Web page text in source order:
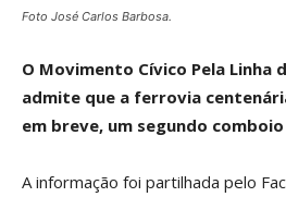
Foto José Carlos Barbosa.
O Movimento Cívico Pela Linha
admite que a ferrovia
em breve, um segundo
A informação foi partilhada pelo